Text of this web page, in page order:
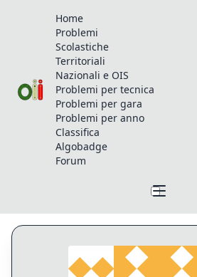
Home
Problemi
Scolastiche
Territoriali
Nazionali e OIS
Problemi per tecnica
Problemi per gara
Problemi per anno
Classifica
Algobadge
Forum
Profilo di GiacomoVinci